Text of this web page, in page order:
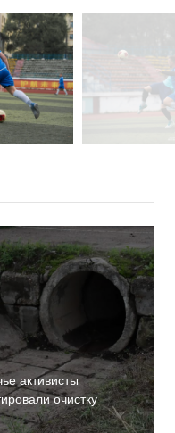
активисты
очистку